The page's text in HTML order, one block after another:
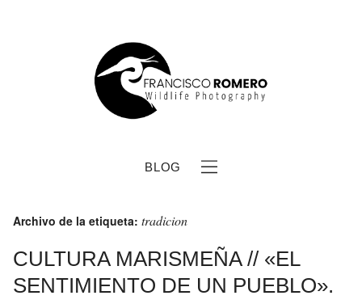
BLOG
Archivo de la etiqueta: tradicion
CULTURA MARISMEÑA // «EL
SENTIMIENTO DE UN PUEBLO».